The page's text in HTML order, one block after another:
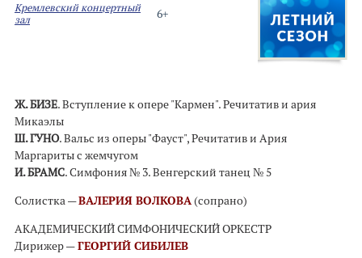
6+
Кремлевский концертный
зал
Ж. БИЗЕ. Вступление к опере "Кармен". Речитатив и ария
Микаэлы
Ш. ГУНО. Вальс из оперы "Фауст", Речитатив и Ария
Маргариты с жемчугом
И. БРАМС. Симфония № 3. Венгерский танец № 5
Солистка —ВАЛЕРИЯ ВОЛКОВА(сопрано)
АКАДЕМИЧЕСКИЙ СИМФОНИЧЕСКИЙ ОРКЕСТР
Дирижер —ГЕОРГИЙ СИБИЛЕВ